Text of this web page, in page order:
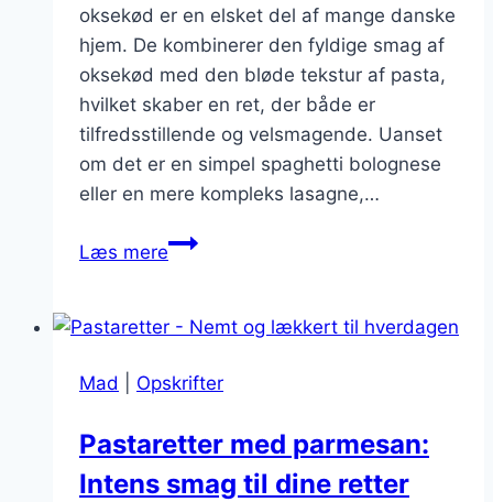
oksekød er en elsket del af mange danske
hjem. De kombinerer den fyldige smag af
oksekød med den bløde tekstur af pasta,
hvilket skaber en ret, der både er
tilfredsstillende og velsmagende. Uanset
om det er en simpel spaghetti bolognese
eller en mere kompleks lasagne,…
Læs merePastaretter
Hjerternes
i
Mad Opskrifter
Pastaretter med parmesan:
Intens smag til dine retter